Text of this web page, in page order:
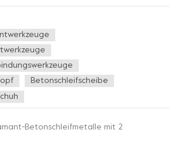
Betonschleifscheibe
Betonschleifmetalle mit 2